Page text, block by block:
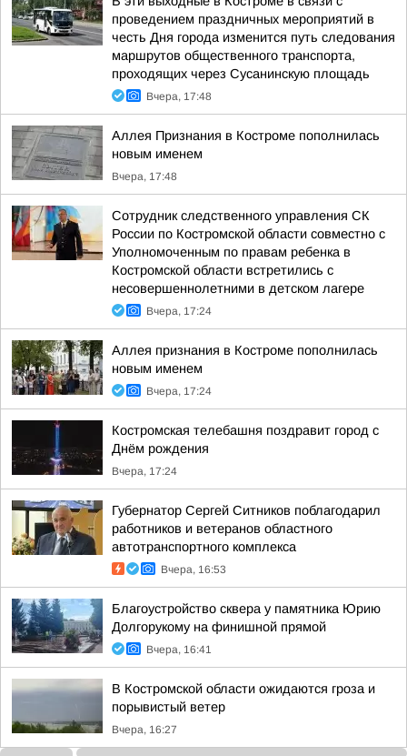
проведением праздничных мероприятий в
честь Дня города изменится путь следования
маршрутов общественного транспорта,
проходящих через Сусанинскую площадь
Вчера, 17:48
Аллея Признания в Костроме пополнилась
новым именем
Вчера, 17:48
Сотрудник следственного управления СК
России по Костромской области совместно с
Уполномоченным по правам ребенка в
Костромской области встретились с
несовершеннолетними в детском лагере
Вчера, 17:24
Аллея признания в Костроме пополнилась
новым именем
Вчера, 17:24
Костромская телебашня поздравит город с
Днём рождения
Вчера, 17:24
Губернатор Сергей Ситников поблагодарил
работников и ветеранов областного
автотранспортного комплекса
Вчера, 16:53
Благоустройство сквера у памятника Юрию
Долгорукому на финишной прямой
Вчера, 16:41
В Костромской области ожидаются гроза и
порывистый ветер
Вчера, 16:27